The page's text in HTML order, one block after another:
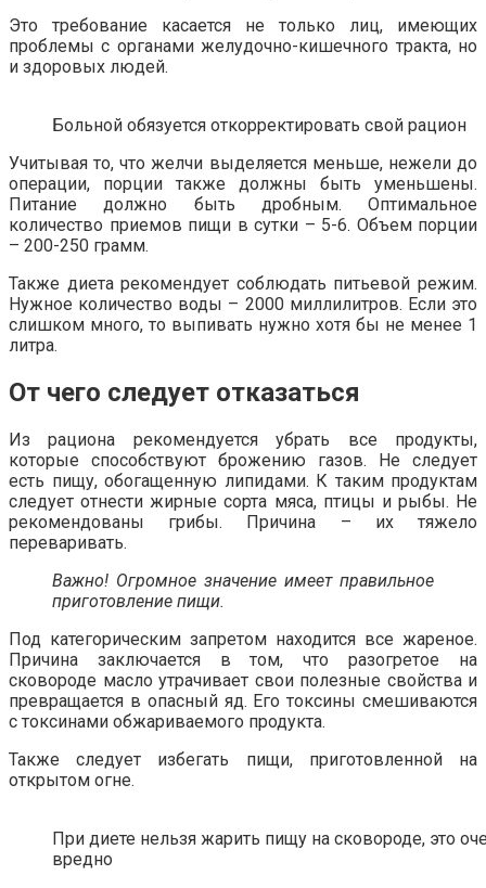
Это требование касается не только лиц, имеющих
проблемы с органами желудочно-кишечного тракта, но
и здоровых людей.
Больной обязуется откорректировать свой рацион
Учитывая то, что желчи выделяется меньше, нежели до
операции, порции также должны быть уменьшены.
Питание должно быть дробным. Оптимальное
количество приемов пищи в сутки – 5-6. Объем порции
– 200-250 грамм.
Также диета рекомендует соблюдать питьевой режим.
Нужное количество воды – 2000 миллилитров. Если это
слишком много, то выпивать нужно хотя бы не менее 1
литра.
От чего следует отказаться
Из рациона рекомендуется убрать все продукты,
которые способствуют брожению газов. Не следует
есть пищу, обогащенную липидами. К таким продуктам
следует отнести жирные сорта мяса, птицы и рыбы. Не
рекомендованы грибы. Причина – их тяжело
переваривать.
Важно! Огромное значение имеет правильное
приготовление пищи.
Под категорическим запретом находится все жареное.
Причина заключается в том, что разогретое на
сковороде масло утрачивает свои полезные свойства и
превращается в опасный яд. Его токсины смешиваются
с токсинами обжариваемого продукта.
Также следует избегать пищи, приготовленной на
открытом огне.
При диете нельзя жарить пищу на сковороде, это
вредно